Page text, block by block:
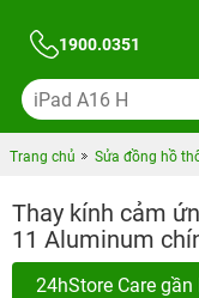
1900.0351
Trang chủ Sửa đồng hồ
Thay kính cảm
11 Aluminum
24hStore Care gần